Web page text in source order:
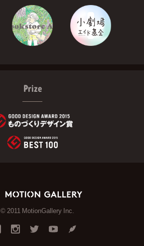
Prize
© 2011 MotionGallery Inc.